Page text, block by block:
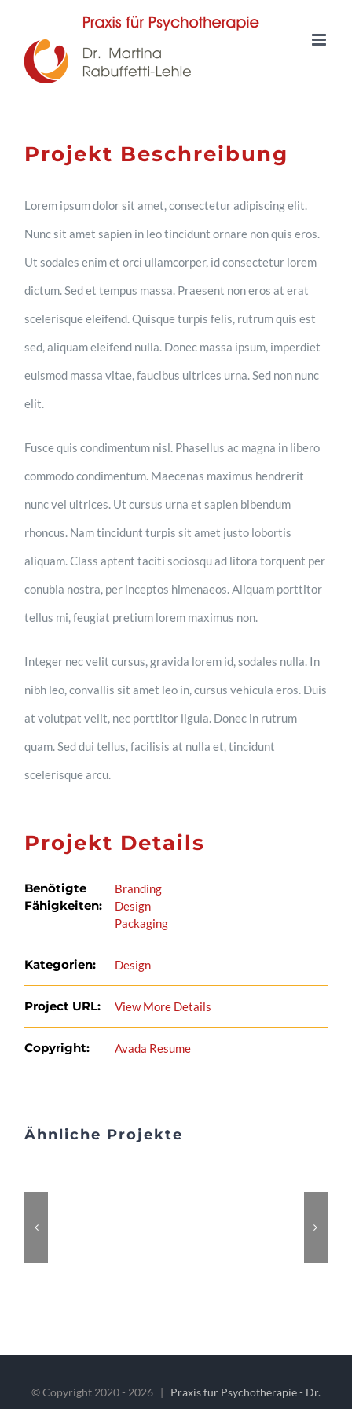
springen
Projekt Beschreibung
Lorem ipsum dolor sit amet, consectetur adipiscing elit.
Nunc sit amet sapien in leo tincidunt ornare non quis eros.
Ut sodales enim et orci ullamcorper, id consectetur lorem
dictum. Sed et tempus massa. Praesent non eros at erat
scelerisque eleifend. Quisque turpis felis, rutrum quis est
sed, aliquam eleifend nulla. Donec massa ipsum, imperdiet
euismod massa vitae, faucibus ultrices urna. Sed non nunc
elit.
Fusce quis condimentum nisl. Phasellus ac magna in libero
commodo condimentum. Maecenas maximus hendrerit
nunc vel ultrices. Ut cursus urna et sapien bibendum
rhoncus. Nam tincidunt turpis sit amet justo lobortis
aliquam. Class aptent taciti sociosqu ad litora torquent per
conubia nostra, per inceptos himenaeos. Aliquam porttitor
tellus mi, feugiat pretium lorem maximus non.
Integer nec velit cursus, gravida lorem id, sodales nulla. In
nibh leo, convallis sit amet leo in, cursus vehicula eros. Duis
at volutpat velit, nec porttitor ligula. Donec in rutrum
quam. Sed dui tellus, facilisis at nulla et, tincidunt
scelerisque arcu.
Projekt Details
Benötigte
Fähigkeiten:
Branding
Design
Packaging
Kategorien: Design
Project URL: View More Details
Copyright: Avada Resume
Ähnliche Projekte
© Copyright 2020 - 2026 | Praxis für Psychotherapie - Dr.